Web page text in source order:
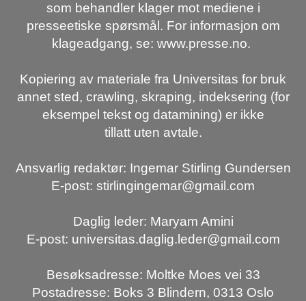
som behandler klager mot mediene i
presseetiske spørsmål. For informasjon om
klageadgang, se: www.presse.no.
Kopiering av materiale fra Universitas for bruk
annet sted, crawling, skraping, indeksering (for
eksempel tekst og datamining) er ikke
tillatt uten avtale.
Ansvarlig redaktør: Ingemar Stirling Gundersen
E-post: stirlingingemar@gmail.com
Daglig leder: Maryam Amini
E-post: universitas.daglig.leder@gmail.com
Besøksadresse: Moltke Moes vei 33
Postadresse: Boks 3 Blindern, 0313 Oslo